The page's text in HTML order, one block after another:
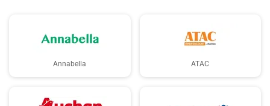
Annabella ATAC